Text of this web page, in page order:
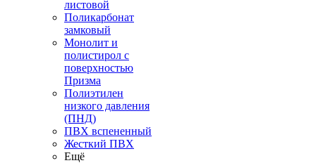
листовой
Поликарбонат
замковый
Монолит и
полистирол с
поверхностью
Призма
Полиэтилен
низкого давления
(ПНД)
ПВХ вспененный
Жесткий ПВХ
Ещё